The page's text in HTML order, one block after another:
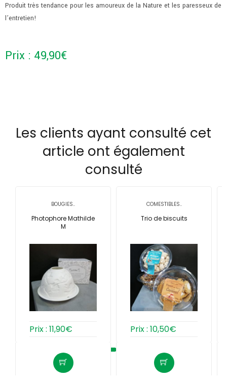
Produit très tendance pour les amoureux de la Nature et les paresseux de
l’entretien!
Prix : 49,90€
Les clients ayant consulté cet
article ont également
consulté
BOUGIES..
Photophore Mathilde
M
Prix : 11,90€
COMESTIBLES..
Trio de biscuits
Prix : 10,50€